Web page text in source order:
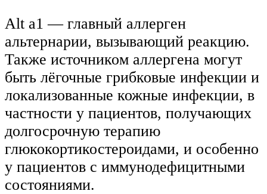
Alt a1 — главный аллерген
альтернарии, вызывающий реакцию.
Также источником аллергена могут
быть лёгочные грибковые инфекции и
локализованные кожные инфекции, в
частности у пациентов, получающих
долгосрочную терапию
глюкокортикостероидами, и особенно
у пациентов с иммунодефицитными
состояниями.